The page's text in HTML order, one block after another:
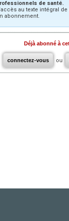
de santé.
au texte intégral
abonnement.
Déjà abonné à
connectez-vous ou